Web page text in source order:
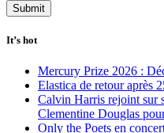
It’s hot
Mercury Prize 2026 :
Elastica de retour après
Calvin Harris rejoint sur
Clementine Douglas
Only the Poets en